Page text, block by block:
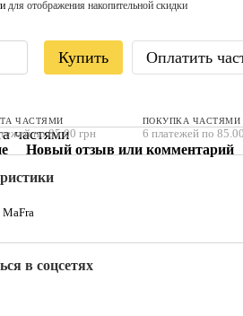
для отображения накопительной скидки
Купить Оплатить
ЧАСТЯМИ
по 85.00 грн
ПОКУПКА ЧАСТЯМИ
6 платежей по
Новый отзыв или комментарий
MaFra
в соцсетях